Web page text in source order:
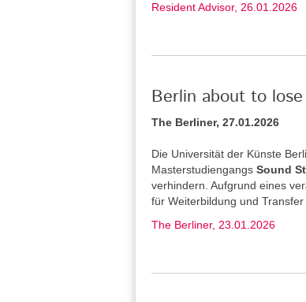
Resident Advisor, 26.01.2026
Berlin about to
The Berliner, 27.01.2026
Die Universität der Künste
Masterstudiengangs Sound
verhindern. Aufgrund eines
für Weiterbildung und Transfer
The Berliner, 23.01.2026